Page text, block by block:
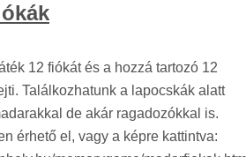
12 fiókát és a hozzá tartozó 12
Találkozhatunk a lapocskák alatt
de akár ragadozókkal is.
érhető el, vagy a képre kattintva: